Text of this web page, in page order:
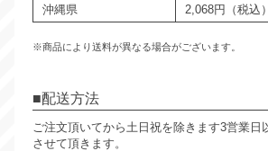
沖縄県
2,068円（税込）
※商品により送料が異なる場合がございます。
配送方法
ご注文頂いてから土日祝を除きます3営業日
させて頂きます。